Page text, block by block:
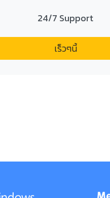
24/7 Support
เร็วๆนี้